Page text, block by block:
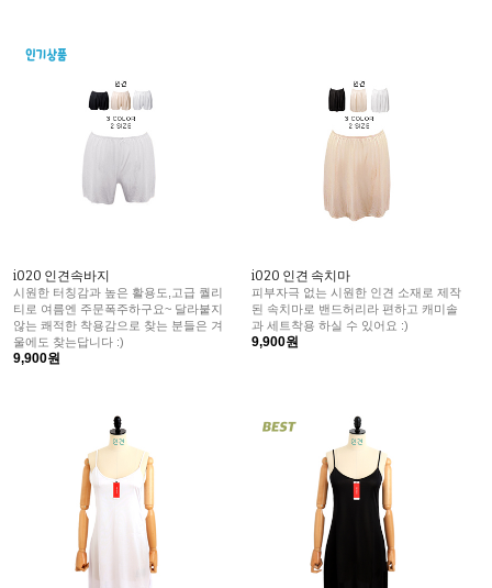
i020 인견속바지
시원한 터칭감과 높은 활용도,고급 퀄리
티로 여름엔 주문폭주하구요~ 달라붙지
않는 쾌적한 착용감으로 찾는 분들은 겨
울에도 찾는답니다 :)
9,900원
i020 인견 속치마
피부자극 없는 시원한 인견 소재로 제작
된 속치마로 밴드허리라 편하고 캐미솔
과 세트착용 하실 수 있어요 :)
9,900원